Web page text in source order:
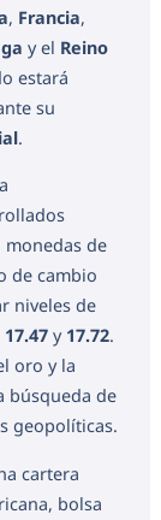
, Francia,
y el Reino
estará
su
.
de
de cambio
niveles de
17.47 y 17.72.
oro y la
búsqueda de
geopolíticas.
cartera
bolsa